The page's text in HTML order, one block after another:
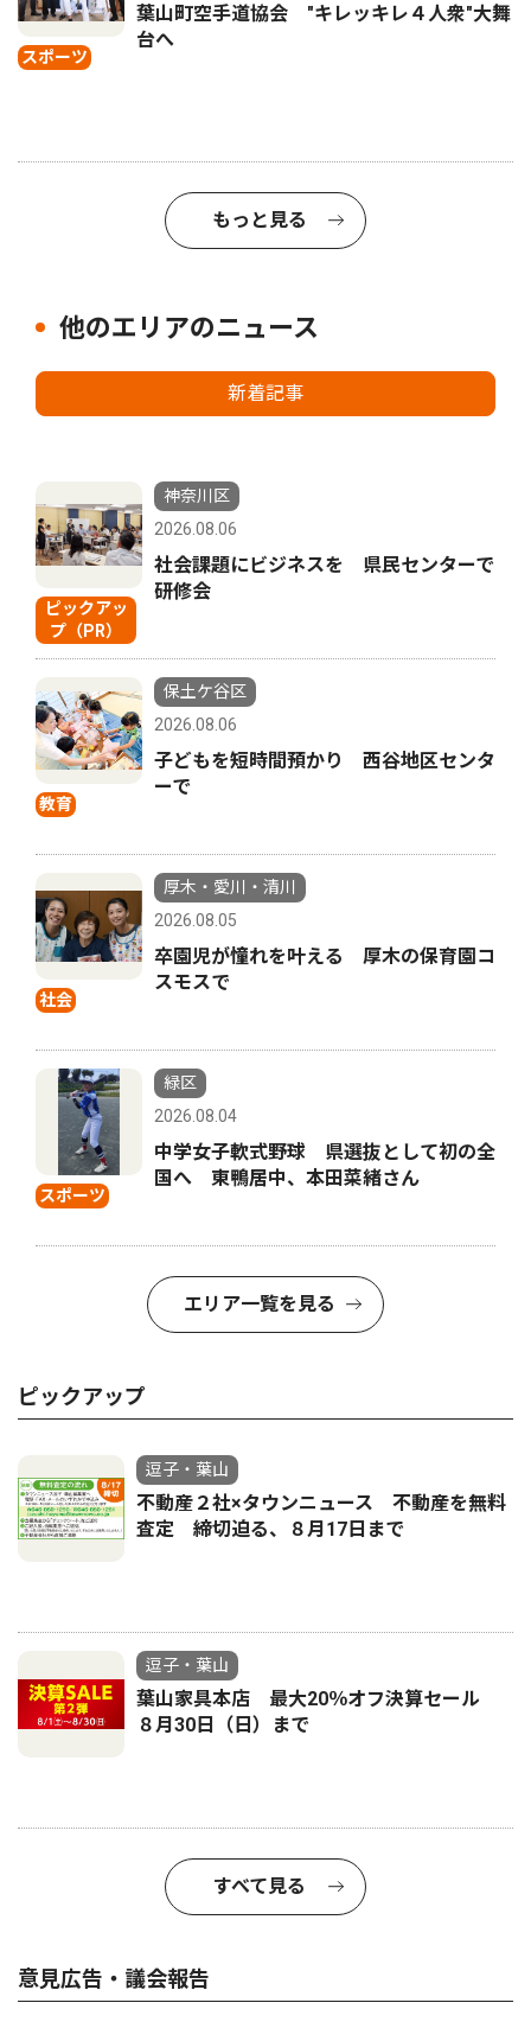
スポーツ
葉山町空手道協会 "キレッキレ４人衆"大舞
台へ
もっと見る
他のエリアのニュース
新着記事
ピックアッ
プ（PR）
神奈川区
2026.08.06
社会課題にビジネスを 県民センターで
研修会
教育
保土ケ谷区
2026.08.06
子どもを短時間預かり 西谷地区センタ
ーで
社会
厚木・愛川・清川
2026.08.05
卒園児が憧れを叶える 厚木の保育園コ
スモスで
スポーツ
緑区
2026.08.04
中学女子軟式野球 県選抜として初の全
国へ 東鴨居中、本田菜緒さん
エリア一覧を見る
ピックアップ
逗子・葉山
不動産２社×タウンニュース 不動産を無料
査定 締切迫る、８月17日まで
逗子・葉山
葉山家具本店 最大20％オフ決算セール
８月30日（日）まで
すべて見る
意見広告・議会報告